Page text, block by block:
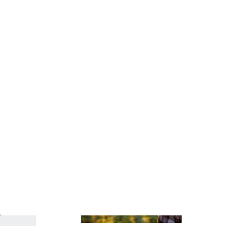
son las
La
Poda de
¿Cuáles
de tus